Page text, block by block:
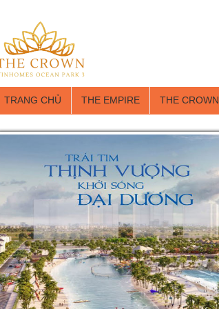
TRANG CHỦ THE EMPIRE THE CROWN